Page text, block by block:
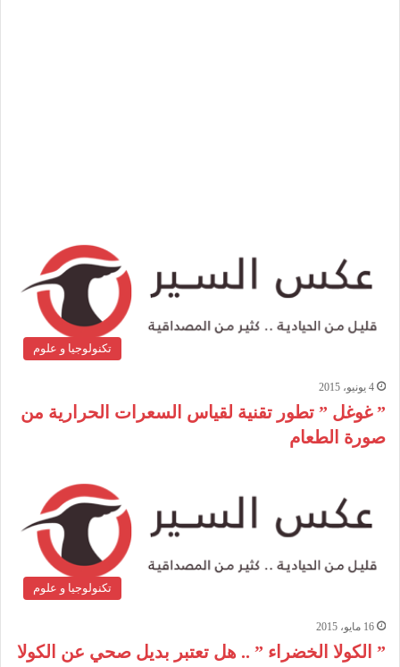
تكنولوجيا و علوم
4 يونيو، 2015
” غوغل ” تطور تقنية لقياس السعرات الحرارية من
صورة الطعام
تكنولوجيا و علوم
16 مايو، 2015
” الكولا الخضراء ” .. هل تعتبر بديل صحي عن الكولا